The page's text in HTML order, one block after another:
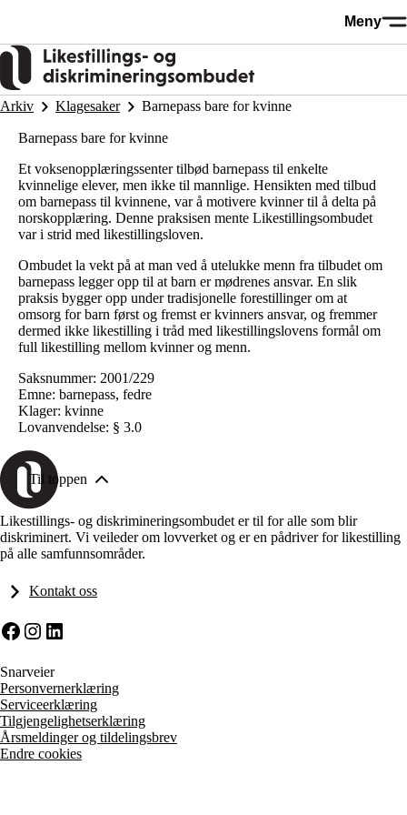
Meny
Arkiv Klagesaker Barnepass bare for kvinne
Barnepass bare for kvinne
Et voksenopplæringssenter tilbød barnepass til enkelte
kvinnelige elever, men ikke til mannlige. Hensikten med tilbud
om barnepass til kvinnene, var å motivere kvinner til å delta på
norskopplæring. Denne praksisen mente Likestillingsombudet
var i strid med likestillingsloven.
Ombudet la vekt på at man ved å utelukke menn fra tilbudet om
barnepass legger opp til at barn er mødrenes ansvar. En slik
praksis bygger opp under tradisjonelle forestillinger om at
omsorg for barn først og fremst er kvinners ansvar, og fremmer
dermed ikke likestilling i tråd med likestillingslovens formål om
full likestilling mellom kvinner og menn.
Saksnummer: 2001/229
Emne: barnepass, fedre
Klager: kvinne
Lovanvendelse: § 3.0
Til toppen
Likestillings- og diskrimineringsombudet er til for alle som blir
diskriminert. Vi veileder om lovverket og er en pådriver for likestilling
på alle samfunnsområder.
Kontakt oss
Facebook
Instagram
LinkedIn
Snarveier
Personvernerklæring
Serviceerklæring
Tilgjengelighetserklæring
Årsmeldinger og tildelingsbrev
Endre cookies